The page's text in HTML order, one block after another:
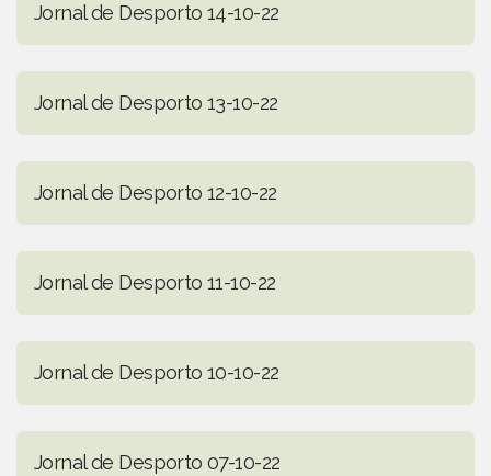
Jornal de Desporto 14-10-22
Jornal de Desporto 13-10-22
Jornal de Desporto 12-10-22
Jornal de Desporto 11-10-22
Jornal de Desporto 10-10-22
Jornal de Desporto 07-10-22